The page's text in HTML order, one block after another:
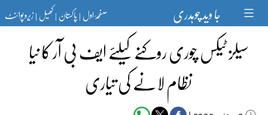
content جا وید چوہدری صفحۂ اول|پاکستان|کھیل|زیرو پوائنٹ
سیلز ٹیکس چوری روکنے کیلئے ایف بی آر کا نیا
نظام لانے کی تیاری